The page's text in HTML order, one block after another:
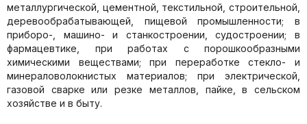
металлургической, цементной, текстильной, строительной,
деревообрабатывающей, пищевой промышленности; в
приборо-, машино- и станкостроении, судостроении; в
фармацевтике, при работах с порошкообразными
химическими веществами; при переработке стекло- и
минераловолокнистых материалов; при электрической,
газовой сварке или резке металлов, пайке, в сельском
хозяйстве и в быту.